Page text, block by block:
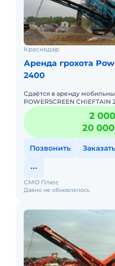
Краснодар
Аренда грохота
2400
Сдаётся в аренду
POWERSCREEN
обучен для сортировки и
песчано-гравийной смеси, "
2
20
Позвонить Заказать
Давно не обновлялось
СМО Плюс